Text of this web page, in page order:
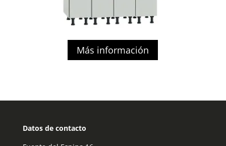
Más información
Datos de contacto